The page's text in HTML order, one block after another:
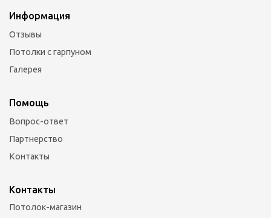
Информация
Отзывы
Потолки с гарпуном
Галерея
Помощь
Вопрос-ответ
Партнерство
Контакты
Контакты
Потолок-магазин